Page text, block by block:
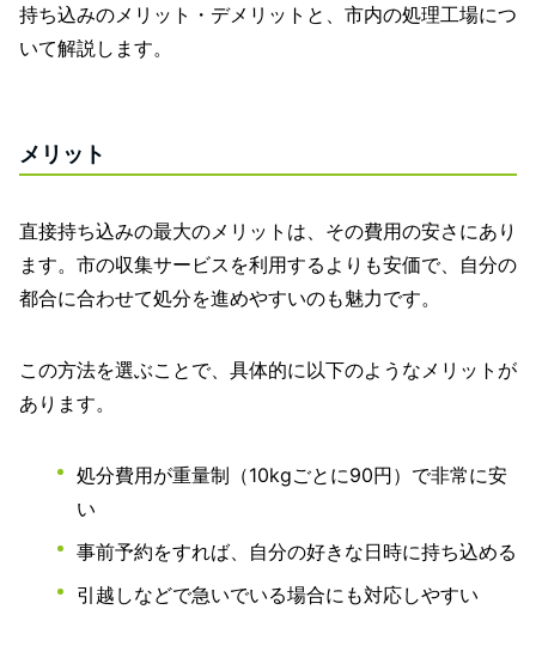
持ち込みのメリット・デメリットと、市内の処理工場につ
いて解説します。
メリット
直接持ち込みの最大のメリットは、その費用の安さにあり
ます。市の収集サービスを利用するよりも安価で、自分の
都合に合わせて処分を進めやすいのも魅力です。
この方法を選ぶことで、具体的に以下のようなメリットが
あります。
処分費用が重量制（10kgごとに90円）で非常に安
い
事前予約をすれば、自分の好きな日時に持ち込める
引越しなどで急いでいる場合にも対応しやすい